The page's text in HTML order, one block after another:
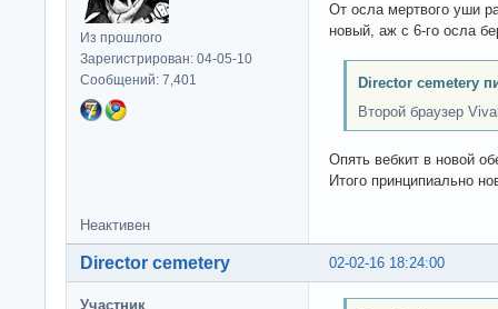
Из прошлого
Зарегистрирован: 04-05-10
Сообщений: 7,401
От осла мертвого уши
новый, аж с 6-го осла
Director cemetery
Второй браузер
Опять вебкит в новой
Итого принципиально
Неактивен
02-02-16 18:24:00
Director cemetery
Участник